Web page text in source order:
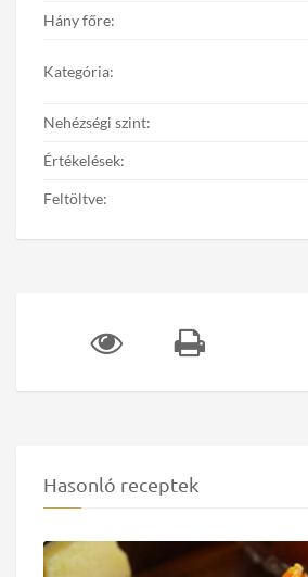
Hány főre:
Kategória:
Nehézségi szint:
Értékelések:
Feltöltve:
Hasonló receptek